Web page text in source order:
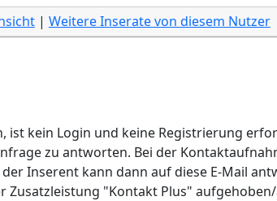
| Weitere Inserate von diesem Nutzer
kein Login und keine Registrierung
zu antworten. Bei der
Inserent kann dann auf diese E-Mail
Zusatzleistung "Kontakt Plus"